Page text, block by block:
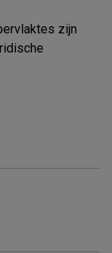
zijn